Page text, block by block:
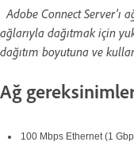
Adobe Connect Server'ı
ağlarıyla dağıtmak için
dağıtım boyutuna ve
Ağ
100 Mbps Ethernet (1